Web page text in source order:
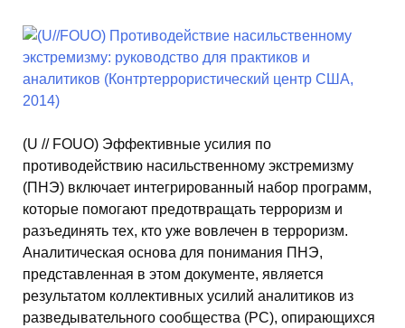
(U // FOUO) Эффективные усилия по
противодействию насильственному экстремизму
(ПНЭ) включает интегрированный набор программ,
которые помогают предотвращать терроризм и
разъединять тех, кто уже вовлечен в терроризм.
Аналитическая основа для понимания ПНЭ,
представленная в этом документе, является
результатом коллективных усилий аналитиков из
разведывательного сообщества (РС), опирающихся